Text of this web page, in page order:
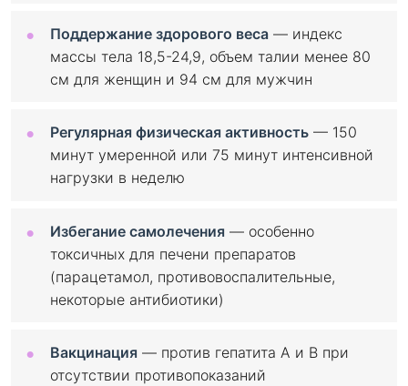
Поддержание здорового веса — индекс
массы тела 18,5-24,9, объем талии менее 80
см для женщин и 94 см для мужчин
Регулярная физическая активность — 150
минут умеренной или 75 минут интенсивной
нагрузки в неделю
Избегание самолечения — особенно
токсичных для печени препаратов
(парацетамол, противовоспалительные,
некоторые антибиотики)
Вакцинация — против гепатита A и B при
отсутствии противопоказаний